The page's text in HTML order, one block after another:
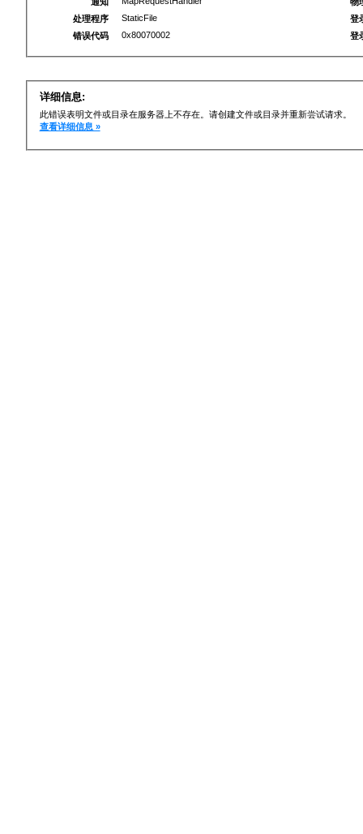
处理程序
StaticFile
错误代码
0x80070002
登
登
详细信息:
此错误表明文件或目录在服务器上不存在。请创建文件或目录并重新尝试请求。
查看详细信息 »